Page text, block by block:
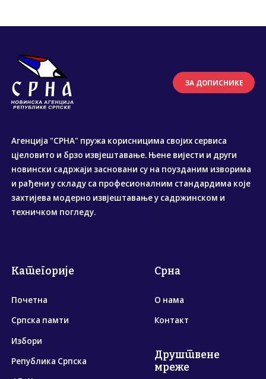
ЗА ДОПИСНИКЕ
Агенција "СРНА" пружа корисницима својих сервиса
цјеловито и брзо извјештавање. Њене вијести и други
новински садржаји засновани су на поузданим изворима
и рађени у складу са професионалним стандардима које
захтијева модерно извјештавање у садржинском и
техничком погледу.
Категорије
Почетна
Српска памти
Избори
Република Српска
Срна
О нама
Контакт
Друштвене
мреже